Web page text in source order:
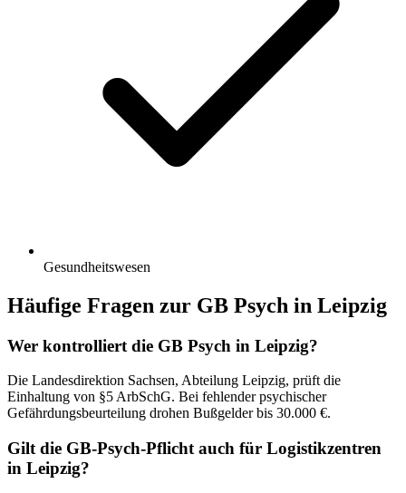
Gesundheitswesen
Häufige Fragen zur GB Psych in Leipzig
Wer kontrolliert die GB Psych in Leipzig?
Die Landesdirektion Sachsen, Abteilung Leipzig, prüft die
Einhaltung von §5 ArbSchG. Bei fehlender psychischer
Gefährdungsbeurteilung drohen Bußgelder bis 30.000 €.
Gilt die GB-Psych-Pflicht auch für Logistikzentren
in Leipzig?